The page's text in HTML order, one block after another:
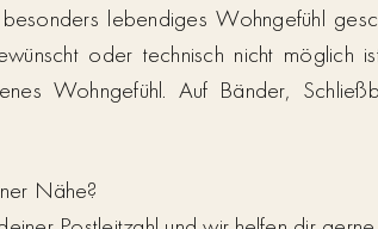
lebendiges Wohngefühl
oder technisch nicht möglich
Wohngefühl. Auf Bänder,
Nähe?